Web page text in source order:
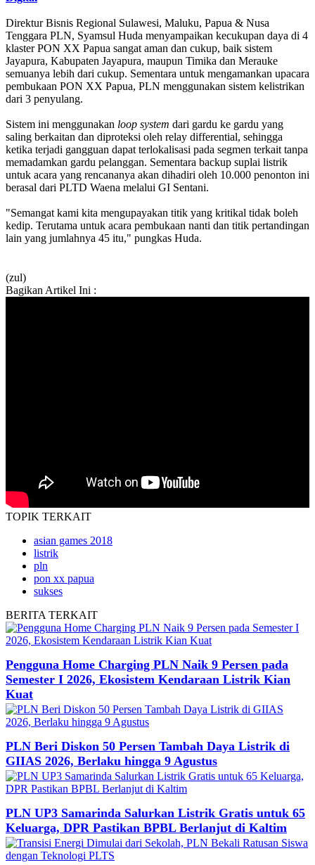
Direktur Bisnis Regional Sulawesi, Maluku, Papua & Nusa
Tenggara PLN, Syamsul Huda menyampaikan kecukupan daya di 4
klaster PON XX Papua sangat aman dan cukup, baik sistem
Jayapura, Kabupaten Jayapura, maupun Timika dan Merauke
semuanya lebih dari cukup. Sementara untuk mengamankan upacara
pembukaan PON XX Papua, PLN menggunakan sistem kelistrikan
dari 3 penyulang.
Sistem ini menggunakan loop system dari gardu ke gardu yang
saling berkaitan dan diproteksi oleh relay differential, sehingga
ketika terjadi gangguan dapat terlokalisasi pada segmen terkait tanpa
memadamkan gardu pelanggan. Sementara backup suplai listrik
untuk acara yang rencananya akan dihadiri oleh 10.000 penonton ini
berasal dari PLTD Waena melalui GI Sentani.
"Semangat kami kita mengupayakan titik yang kritikal tidak boleh
kedip. Terutama untuk acara pembukaan nanti dan titik pertandingan
lain yang jumlahnya 45 itu," pungkas Huda.
(zul)
Bagikan Artikel Ini :
TOPIK TERKAIT
asian games 2018
listrik
pln
pon xx papua
sukses
BERITA TERKAIT
Pengguna Home Charging PLN Naik 9 Persen pada
Semester I 2026, Ekosistem Kendaraan Listrik Kian
Kuat
PLN Beri Diskon 50 Persen Tambah Daya Listrik di
GIIAS 2026, Berlaku hingga 9 Agustus
PLN UP3 Samarinda Salurkan Listrik Gratis untuk 65
Keluarga, DPR Pastikan BPBL Berlanjut di Kaltim